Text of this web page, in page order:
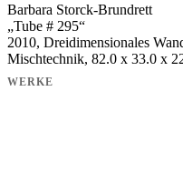
Barbara Storck-Brundrett
„Tube # 295“
2010, Dreidimensionales
Mischtechnik, 82.0 x 33.0 x
WERKE